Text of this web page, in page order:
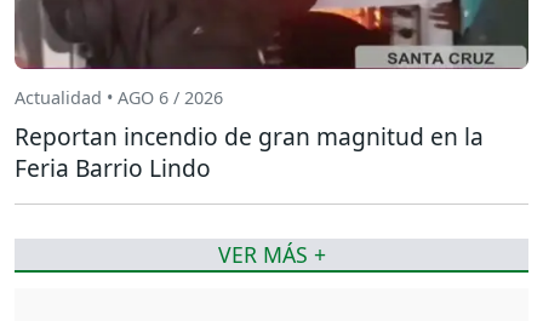
Actualidad • AGO 6 / 2026
Reportan incendio de gran magnitud en la
Feria Barrio Lindo
VER MÁS +